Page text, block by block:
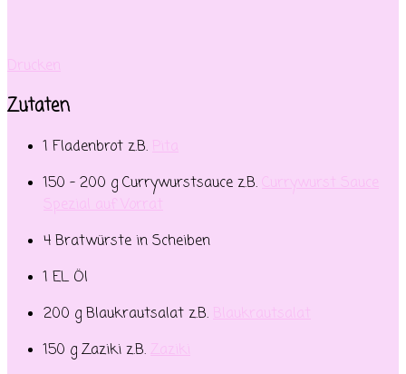
Drucken
Zutaten
1 Fladenbrot z.B. Pita
150 – 200 g Currywurstsauce z.B. Currywurst Sauce
Spezial auf Vorrat
4 Bratwürste in Scheiben
1 EL Öl
200 g Blaukrautsalat z.B. Blaukrautsalat
150 g Zaziki z.B. Zaziki